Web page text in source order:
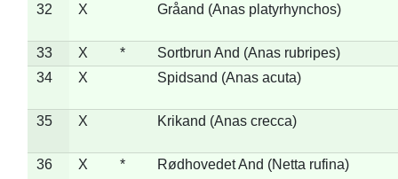
32
X Gråand (Anas platyrhynchos)
33 X *
Sortbrun And (Anas rubripes)
34
X Spidsand (Anas acuta)
35 X Krikand (Anas crecca)
36 X * Rødhovedet And (Netta rufina)